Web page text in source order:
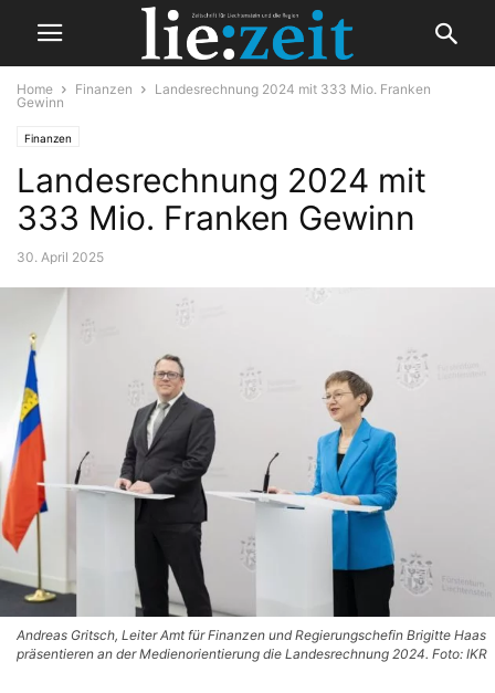
Home Finanzen
Landesrechnung 2024 mit 333 Mio. Franken
Gewinn
Finanzen
Landesrechnung 2024 mit
333 Mio. Franken Gewinn
30. April 2025
Andreas Gritsch, Leiter Amt für Finanzen und Regierungschefin Brigitte Haas
präsentieren an der Medienorientierung die Landesrechnung 2024. Foto: IKR